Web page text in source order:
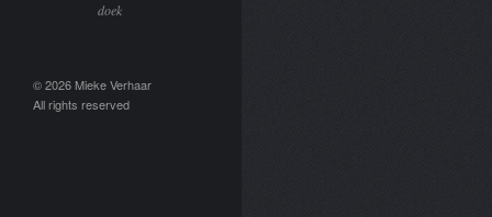
doek
© 2026 Mieke Verhaar
All rights reserved